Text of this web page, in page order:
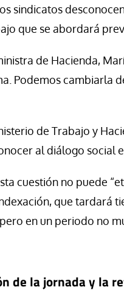
sindicatos
que se abordará
de Hacienda,
Podemos cambiarla
de Trabajo y
al diálogo social
cuestión no puede
que tardará
en un periodo no
de la jornada y la